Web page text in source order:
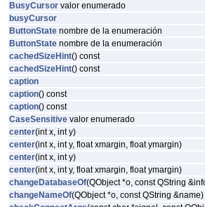
BusyCursor valor enumerado
busyCursor
ButtonState nombre de la enumeración
ButtonState nombre de la enumeración
cachedSizeHint() const
cachedSizeHint() const
caption
caption() const
caption() const
CaseSensitive valor enumerado
center(int x, int y)
center(int x, int y, float xmargin, float ymargin)
center(int x, int y)
center(int x, int y, float xmargin, float ymargin)
changeDatabaseOf(QObject *o, const QString
changeNameOf(QObject *o, const QString &name)